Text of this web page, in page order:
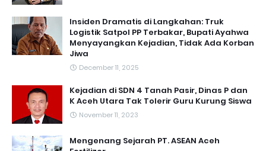
Insiden Dramatis di Langkahan: Truk
Logistik Satpol PP Terbakar, Bupati Ayahwa
Menyayangkan Kejadian, Tidak Ada Korban
Jiwa
December 11, 2025
Kejadian di SDN 4 Tanah Pasir, Dinas P dan
K Aceh Utara Tak Tolerir Guru Kurung Siswa
November 11, 2023
Mengenang Sejarah PT. ASEAN Aceh